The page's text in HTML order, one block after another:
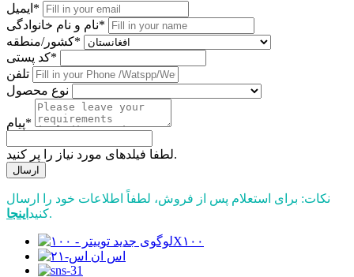
ایمیل*
نام و نام خانوادگی*
کشور/منطقه*
کد پستی*
تلفن
نوع محصول
پیام*
لطفا فیلدهای مورد نیاز را پر کنید.
ارسال
نکات: برای استعلام پس از فروش، لطفاً اطلاعات خود را ارسال
کنید اینجا .